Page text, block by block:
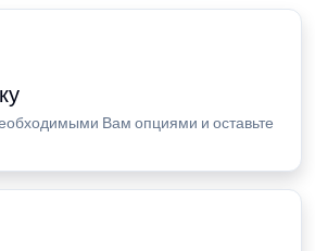
Вам опциями и оставьте